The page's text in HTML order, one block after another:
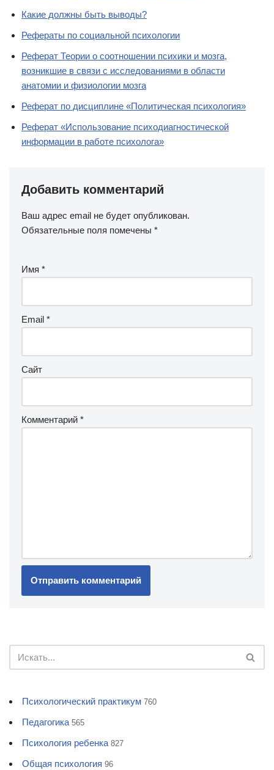
Какие должны быть выводы?
Рефераты по социальной психологии
Реферат Теории о соотношении психики и мозга,
возникшие в связи с исследованиями в области
анатомии и физиологии мозга
Реферат по дисциплине «Политическая психология»
Реферат «Использование психодиагностической
информации в работе психолога»
Добавить комментарий
Ваш адрес email не будет опубликован.
Обязательные поля помечены *
Имя *
Email *
Сайт
Комментарий *
Психологический практикум 760
Педагогика 565
Психология ребенка 827
Общая психология 96